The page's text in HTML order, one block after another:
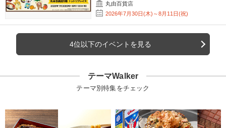
丸由百貨店
2026年7月30日(木)～8月11日(祝)
4位以下のイベントを見る
テーマWalker
テーマ別特集をチェック